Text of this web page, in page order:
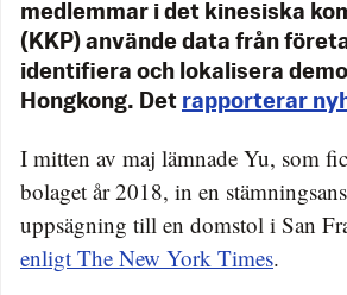
medlemmar i det kinesiska
(KKP) använde data från
identifiera och lokalisera
Hongkong. Det rapporterar
I mitten av maj lämnade Yu, som
bolaget år 2018, in en
uppsägning till en domstol i San
enligt The New York Times.